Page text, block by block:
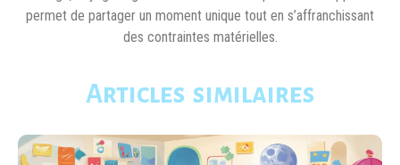
permet de partager un moment unique tout en s’affranchissant
des contraintes matérielles.
Articles similaires